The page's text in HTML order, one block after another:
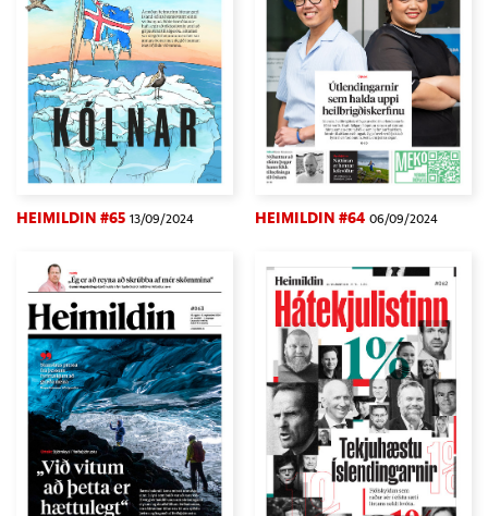
HEIMILDIN #65 13/09/2024 HEIMILDIN #64 06/09/2024